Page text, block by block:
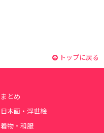
トップに戻る
まとめ
日本画・浮世絵
着物・和服